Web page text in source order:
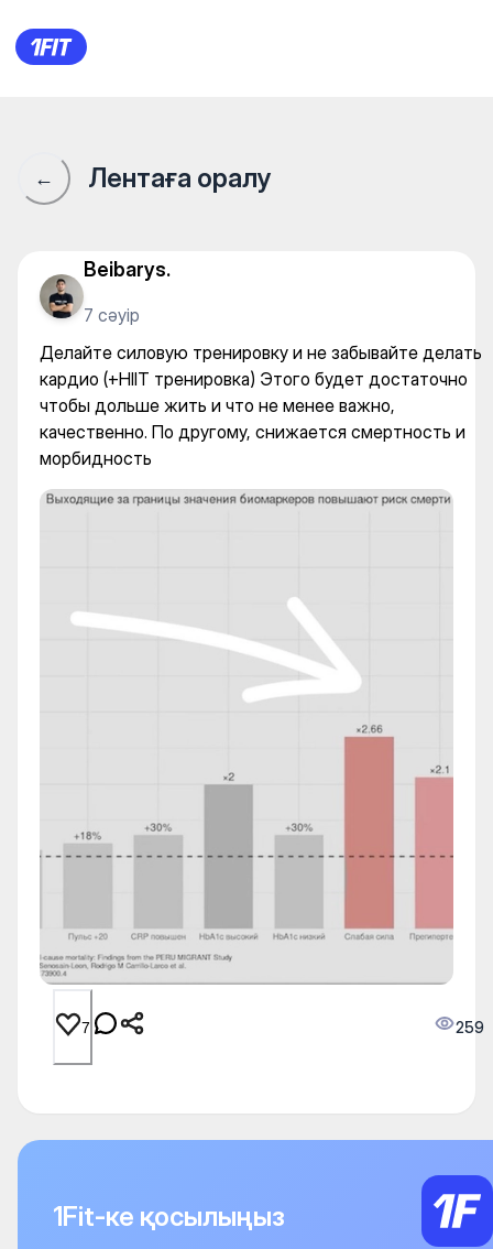
Делайте силовую
← Лентаға оралу
Beibarys.
7 сәуір
Делайте силовую тренировку и не забывайте делать
кардио (+HIIT тренировка) Этого будет достаточно
чтобы дольше жить и что не менее важно,
качественно. По другому, снижается смертность и
морбидность
7 259
1Fit-ке қосылыңыз